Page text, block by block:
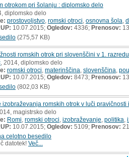
otrokom pri šolanju : diplomsko delo
diplomsko delo
prostovoljstvo romski otroci osnovna šola
10.07.2015; Ogledov: 4336; Prenosov:
(275,57 KB)
romskih otrok pri slovenščini v 1.
, 2014, diplomsko delo
romski otroci materinščina slovenščina
10.07.2015; Ogledov: 8473; Prenosov:
(802,03 KB)
izobraževanja romskih otrok v luči
magistrsko delo
Romi romski otroci izobraževanje politika
10.07.2015; Ogledov: 5109; Prenosov:
celotno besedilo
datotek! Več...